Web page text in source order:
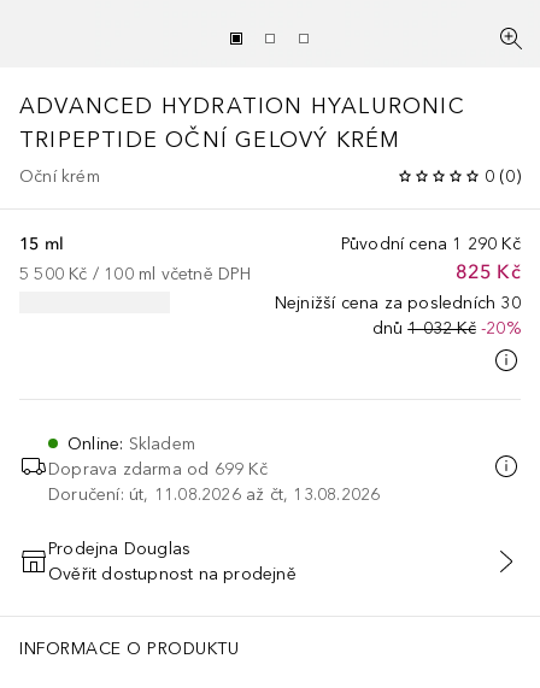
ADVANCED HYDRATION HYALURONIC
TRIPEPTIDE OČNÍ GELOVÝ KRÉM
Oční krém 0 (0)
Původní cena 1 290 Kč
825 Kč
Nejnižší cena za posledních 30
dnů 1 032 Kč-20%
15 ml
5 500 Kč / 100 ml včetně DPH
Online: Skladem
Doprava zdarma od 699 Kč
Doručení: út, 11.08.2026 až čt, 13.08.2026
PŘIDAT DO KOŠÍKU
Prodejna Douglas
Ověřit dostupnost na prodejně
INFORMACE O PRODUKTU